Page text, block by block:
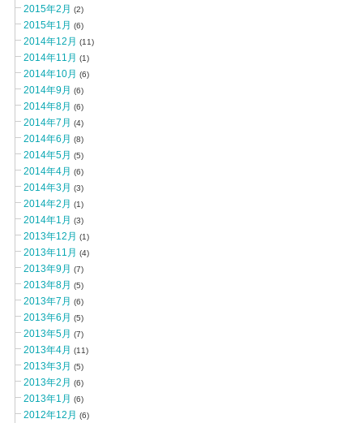
2015年2月 (2)
2015年1月 (6)
2014年12月 (11)
2014年11月 (1)
2014年10月 (6)
2014年9月 (6)
2014年8月 (6)
2014年7月 (4)
2014年6月 (8)
2014年5月 (5)
2014年4月 (6)
2014年3月 (3)
2014年2月 (1)
2014年1月 (3)
2013年12月 (1)
2013年11月 (4)
2013年9月 (7)
2013年8月 (5)
2013年7月 (6)
2013年6月 (5)
2013年5月 (7)
2013年4月 (11)
2013年3月 (5)
2013年2月 (6)
2013年1月 (6)
2012年12月 (6)